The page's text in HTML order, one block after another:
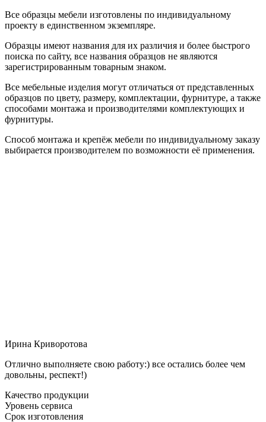
Все образцы мебели изготовлены по индивидуальному
проекту в единственном экземпляре.
Образцы имеют названия для их различия и более быстрого
поиска по сайту, все названия образцов не являются
зарегистрированным товарным знаком.
Все мебельные изделия могут отличаться от представленных
образцов по цвету, размеру, комплектации, фурнитуре, а также
способами монтажа и производителями комплектующих и
фурнитуры.
Способ монтажа и крепёж мебели по индивидуальному заказу
выбирается производителем по возможности её применения.
Ирина Криворотова
Отлично выполняете свою работу:) все остались более чем
довольны, респект!)
Качество продукции
Уровень сервиса
Срок изготовления